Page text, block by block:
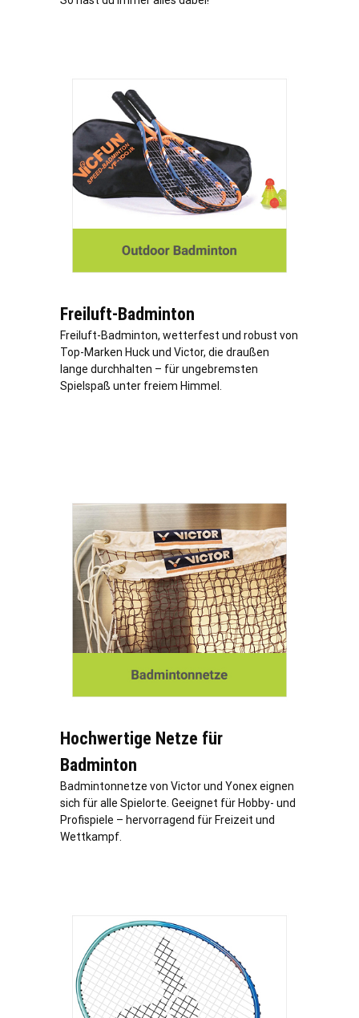
Freiluft-Badminton
Freiluft-Badminton, wetterfest und robust von
Top-Marken Huck und Victor, die draußen
lange durchhalten – für ungebremsten
Spielspaß unter freiem Himmel.
Hochwertige Netze für
Badminton
Badmintonnetze von Victor und Yonex eignen
sich für alle Spielorte. Geeignet für Hobby- und
Profispiele – hervorragend für Freizeit und
Wettkampf.